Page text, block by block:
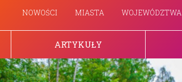
NOWOŚCI MIASTA WOJEWÓDZTWA
ARTYKUŁY